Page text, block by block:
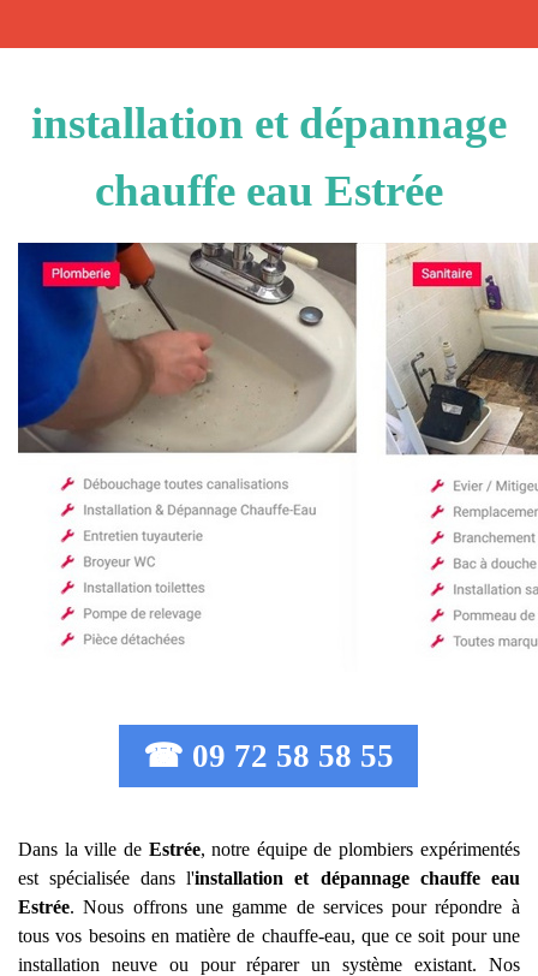
installation et dépannage
chauffe eau Estrée
☎ 09 72 58 58 55
Dans la ville de Estrée, notre équipe de plombiers expérimentés
est spécialisée dans l'installation et dépannage chauffe eau
Estrée. Nous offrons une gamme de services pour répondre à
tous vos besoins en matière de chauffe-eau, que ce soit pour une
installation neuve ou pour réparer un système existant. Nos